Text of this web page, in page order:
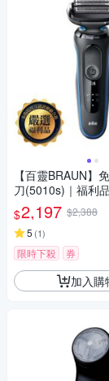
【百靈BRAUN】
刀(5010s)｜福利品
$2,197 $2,388
5 (1)
限時下殺 券
加入購